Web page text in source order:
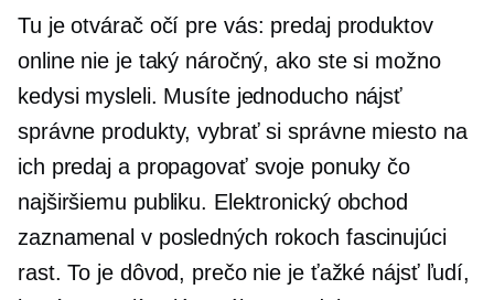
Tu jeotvárač očí pre vás: predaj produktov
online nie je taký náročný, ako ste si možno
kedysi mysleli. Musíte jednoducho nájsť
správne produkty, vybrať si správne miesto na
ich predaj a propagovať svoje ponuky čo
najširšiemu publiku. Elektronický obchod
zaznamenal v posledných rokoch fascinujúci
rast. To je dôvod, prečo nie je ťažké nájsť ľudí,